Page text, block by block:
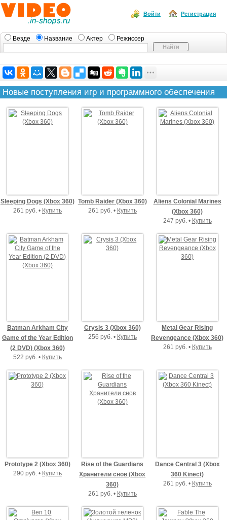
Регистрация
Войти
Везде Название Актер Режиссер
Новые поступления игр и программного обеспечения
Sleeping Dogs (Xbox 360)
261 руб. • Купить
Tomb Raider (Xbox 360)
261 руб. • Купить
Aliens Colonial Marines
(Xbox 360)
247 руб. • Купить
Batman Arkham City
Game of the Year Edition
(2 DVD) (Xbox 360)
522 руб. • Купить
Crysis 3 (Xbox 360)
256 руб. • Купить
Metal Gear Rising
Revengeance (Xbox 360)
261 руб. • Купить
Prototype 2 (Xbox 360)
290 руб. • Купить
Rise of the Guardians
Хранители снов (Xbox
360)
261 руб. • Купить
Dance Central 3 (Xbox
360 Kinect)
261 руб. • Купить